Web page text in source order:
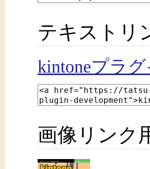
テキストリ
kintoneプラ
画像リンク